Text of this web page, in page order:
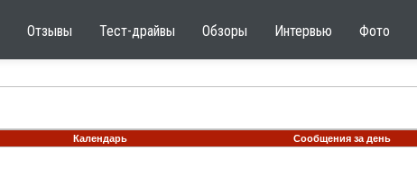
Отзывы Тест-драйвы Обзоры Интервью Фото
Календарь Сообщения за день